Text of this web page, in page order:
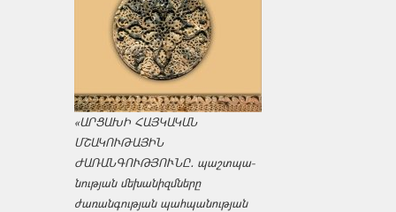
«ԱՐՑԱԽԻ ՀԱՅԿԱԿԱՆ
ՄՇԱԿՈՒԹԱՅԻՆ
ԺԱՌԱՆԳՈՒԹՅՈՒՆԸ․ պաշտպա­
նության մեխանիզմները
ժառանգության պահպանության